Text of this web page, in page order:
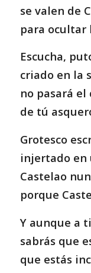
se valen de
para ocultar
Escucha,
criado en la
no pasará
de tú
Grotesco
injertado en
Castelao
porque
Y aunque a
sabrás que
que estás